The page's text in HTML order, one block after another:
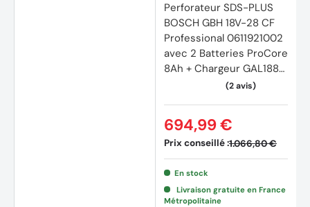
Perforateur SDS-PLUS
BOSCH GBH 18V-28 CF
Professional 0611921002
avec 2 Batteries ProCore
8Ah + Chargeur GAL1880
CV en L-BOXX
Prix conseillé :1.066,80 €
694,99 €
En stock
Livraison gratuite en France
Métropolitaine